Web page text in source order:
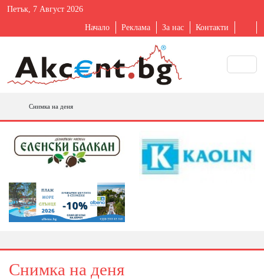
Петък, 7 Август 2026
Начало Реклама За нас Контакти
Снимка на деня
Снимка на деня